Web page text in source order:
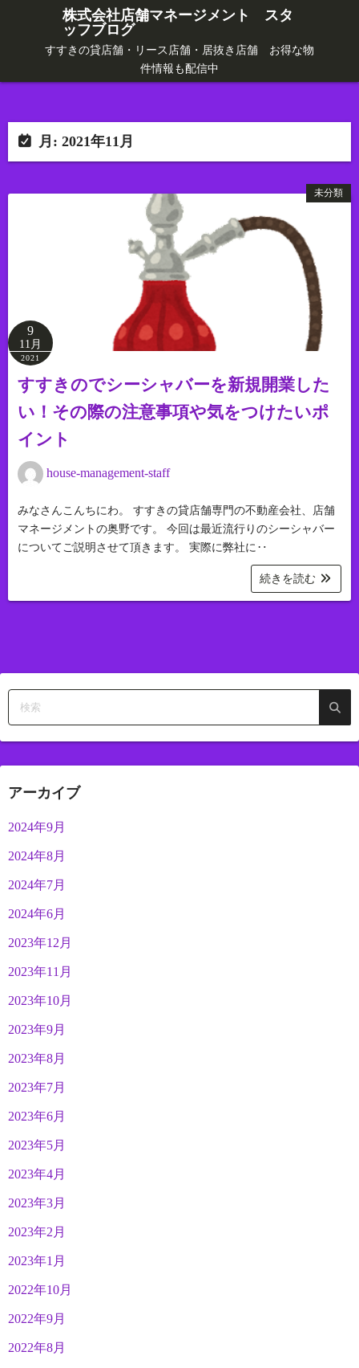
プ
株式会社店舗マネージメント スタ
ッフブログ
すすきの貸店舗・リース店舗・居抜き店舗 お得な物
件情報も配信中
月: 2021年11月
未分類
9
11月
2021
すすきのでシーシャバーを新規開業した
い！その際の注意事項や気をつけたいポ
イント
house-management-staff
みなさんこんちにわ。 すすきの貸店舗専門の不動産会社、店舗
マネージメントの奥野です。 今回は最近流行りのシーシャバー
についてご説明させて頂きます。 実際に弊社に‥
続きを読む
アーカイブ
2024年9月
2024年8月
2024年7月
2024年6月
2023年12月
2023年11月
2023年10月
2023年9月
2023年8月
2023年7月
2023年6月
2023年5月
2023年4月
2023年3月
2023年2月
2023年1月
2022年10月
2022年9月
2022年8月